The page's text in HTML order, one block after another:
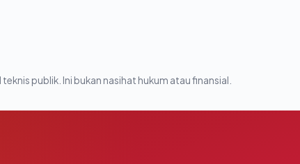
publik. Ini bukan nasihat hukum atau finansial.